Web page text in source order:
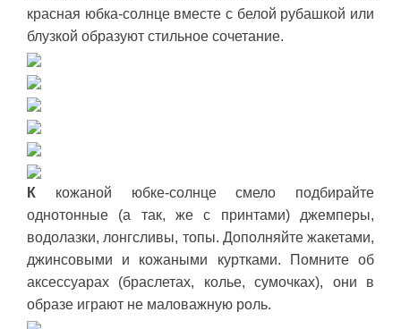
красная юбка-солнце вместе с белой рубашкой или
блузкой образуют стильное сочетание.
К кожаной юбке-солнце смело подбирайте
однотонные (а так, же с принтами) джемперы,
водолазки, лонгсливы, топы. Дополняйте жакетами,
джинсовыми и кожаными куртками. Помните об
аксессуарах (браслетах, колье, сумочках), они в
образе играют не маловажную роль.